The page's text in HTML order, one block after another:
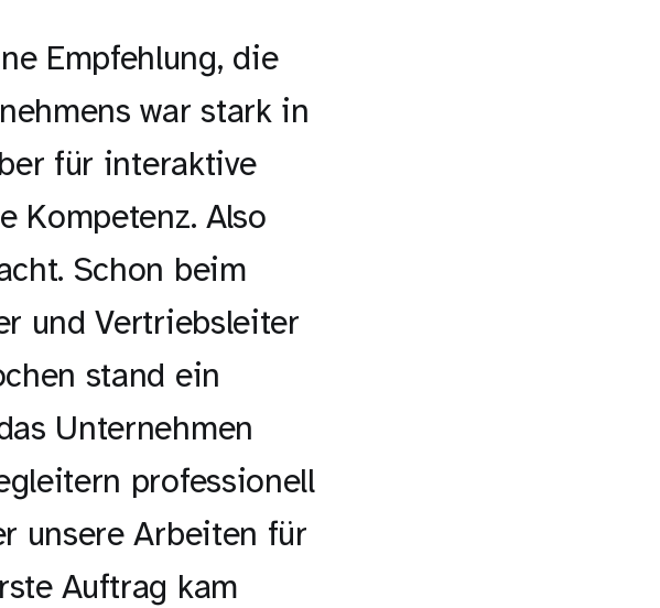
Empfehlung, die
war stark in
für interaktive
Kompetenz. Also
Schon beim
und Vertriebsleiter
stand ein
Unternehmen
professionell
unsere Arbeiten für
Auftrag kam